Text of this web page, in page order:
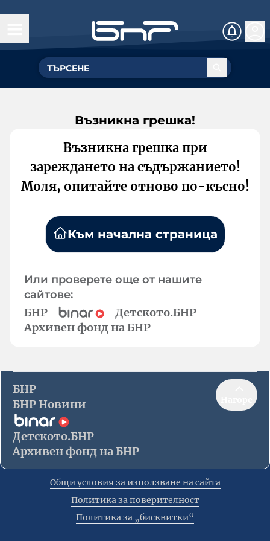
Възникна грешка!
Възникна грешка при
зареждането на съдържанието!
Моля, опитайте отново по-късно!
Към начална страница
Или проверете още от нашите
сайтове:
БНР
Детското.БНР
Архивен фонд на БНР
БНР
БНР Новини
Детското.БНР
Архивен фонд на БНР
Общи условия за използване на сайта
Политика за поверителност
Политика за „бисквитки“